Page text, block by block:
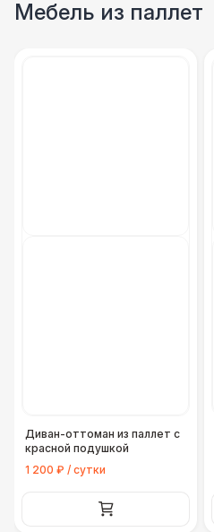
Мебель из паллет
Диван-оттоман из паллет с
красной подушкой
1 200 ₽ / сутки